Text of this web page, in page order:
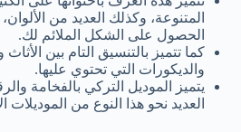
المتنوعة، وكذلك العديد من
الحصول على الشكل الملائم لك.
كما تتميز بالتنسيق التام بين
والديكورات التي تحتوي عليها.
يتميز الموديل التركي بالفخامة
العديد نحو هذا النوع من الموديلات